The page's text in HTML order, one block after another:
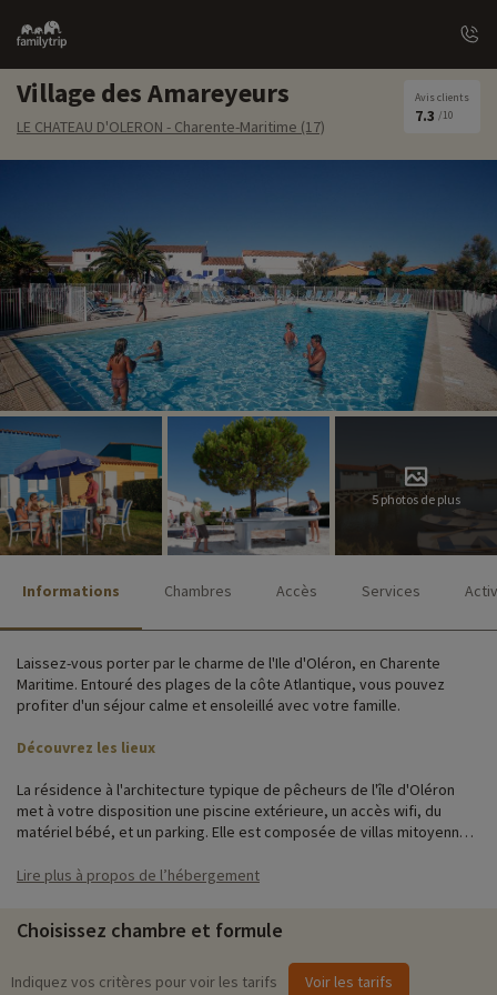
Family
trip
Village des Amareyeurs
LE CHATEAU D'OLERON - Charente-Maritime (17)
Avis clients
7.3 /10
5 photos de plus
Informations Chambres Accès Services
Laissez-vous porter par le charme de l'Ile d'Oléron, en Charente
Maritime. Entouré des plages de la côte Atlantique, vous pouvez
profiter d'un séjour calme et ensoleillé avec votre famille.
Découvrez les lieux
La résidence à l'architecture typique de pêcheurs de l'île d'Oléron
met à votre disposition une piscine extérieure, un accès wifi, du
matériel bébé, et un parking. Elle est composée de villas mitoyennes.
l'idéal pour des vacances familles nombreuses. Parfaitement équipés
Lire plus à propos de l’hébergement
Choisissez chambre et formule
Indiquez vos critères pour voir les tarifs Voir les tarifs